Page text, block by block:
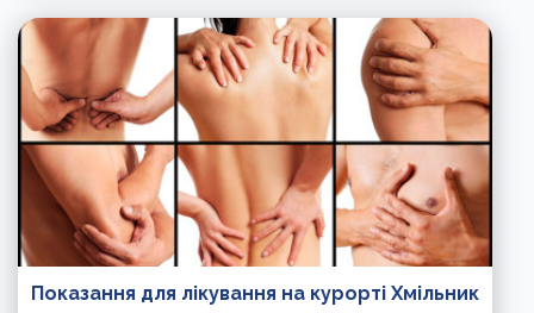
Показання для лікування на курорті Хмільник